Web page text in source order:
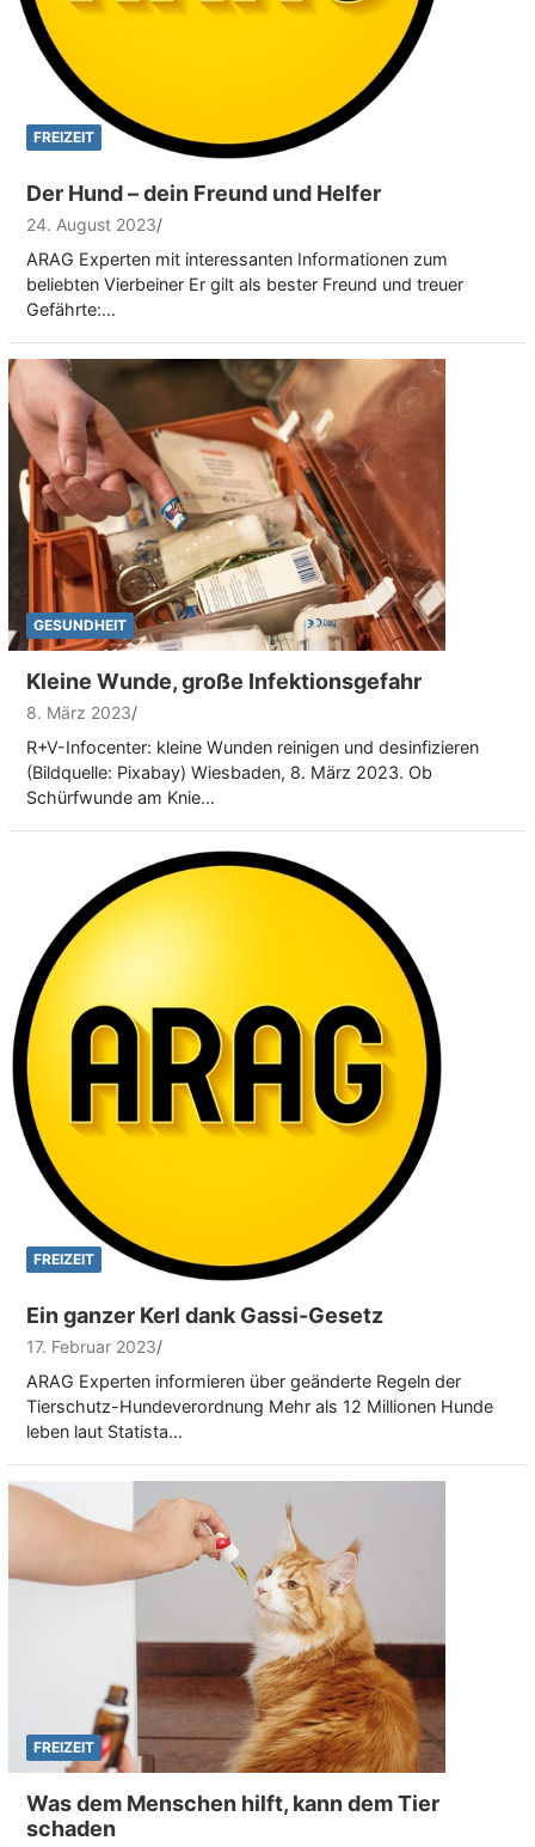
FREIZEIT
Der Hund – dein Freund und Helfer
24. August 2023
ARAG Experten mit interessanten Informationen zum
beliebten Vierbeiner Er gilt als bester Freund und treuer
Gefährte:…
GESUNDHEIT
Kleine Wunde, große Infektionsgefahr
8. März 2023
R+V-Infocenter: kleine Wunden reinigen und desinfizieren
(Bildquelle: Pixabay) Wiesbaden, 8. März 2023. Ob
Schürfwunde am Knie…
FREIZEIT
Ein ganzer Kerl dank Gassi-Gesetz
17. Februar 2023
ARAG Experten informieren über geänderte Regeln der
Tierschutz-Hundeverordnung Mehr als 12 Millionen Hunde
leben laut Statista…
FREIZEIT
Was dem Menschen hilft, kann dem Tier
schaden